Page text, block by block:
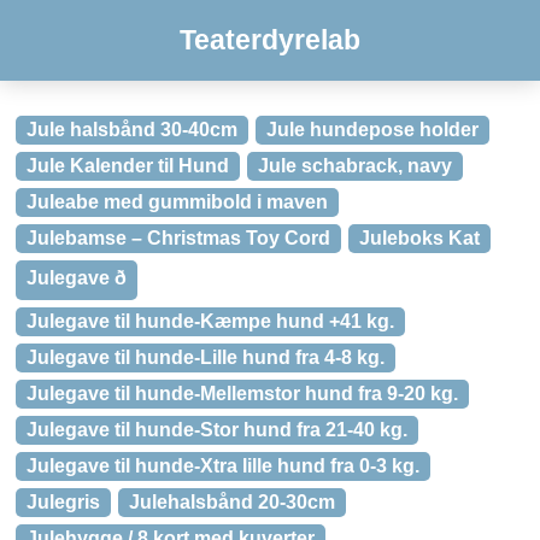
Teaterdyrelab
Jule halsbånd 30-40cm
Jule hundepose holder
Jule Kalender til Hund
Jule schabrack, navy
Juleabe med gummibold i maven
Julebamse – Christmas Toy Cord
Juleboks Kat
Julegave ð
Julegave til hunde-Kæmpe hund +41 kg.
Julegave til hunde-Lille hund fra 4-8 kg.
Julegave til hunde-Mellemstor hund fra 9-20 kg.
Julegave til hunde-Stor hund fra 21-40 kg.
Julegave til hunde-Xtra lille hund fra 0-3 kg.
Julegris
Julehalsbånd 20-30cm